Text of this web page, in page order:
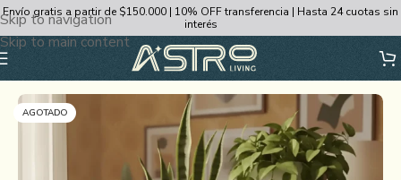
Skip to navigation
Skip to main content
Envío gratis a partir de $150.000 | 10% OFF transferencia | Hasta 24 cuotas sin
interés
Decoración y Bazar/Decoración/Macetas
AGOTADO